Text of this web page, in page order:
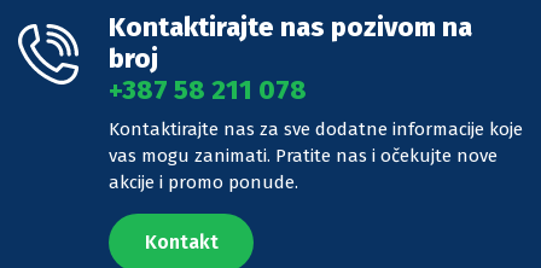
Kontaktirajte nas pozivom na
broj
+387 58 211 078
Kontaktirajte nas za sve dodatne informacije koje
vas mogu zanimati. Pratite nas i očekujte nove
akcije i promo ponude.
Kontakt